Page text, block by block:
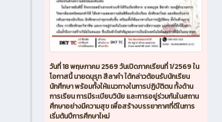
วันที่ 18 พฤษภาคม 2569 วันเปิดภาคเรียนที่ 1/2569 ใน
โอกาสนี้ นายดนุรุท สีลาคำ ได้กล่าวต้อนรับนักเรียน
นักศึกษา พร้อมทั้งให้แนวทางในการปฏิบัติตน ทั้งด้าน
การเรียน การมีระเบียบวินัย และการอยู่ร่วมกันในสถาน
ศึกษาอย่างมีความสุข เพื่อสร้างบรรยากาศที่ดีในการ
เริ่มต้นปีการศึกษาใหม่